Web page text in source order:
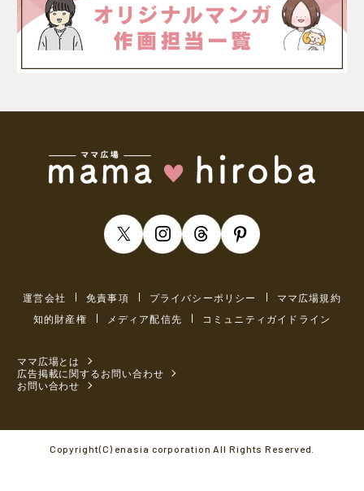
運営会社 免責事項 プライバシーポリシー
ママ広場規約
知的財産権
メディア配信先 コミュニティガイドライン
ママ広場とは
広告掲載に関するお問い合わせ
お問い合わせ
Copyright(C) enasia corporation All Rights Reserved.